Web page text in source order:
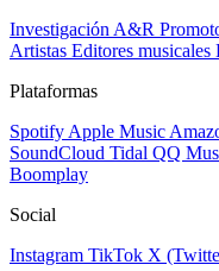
Investigación A&R
Artistas Editores musicales
Plataformas
Spotify Apple Music
SoundCloud Tidal QQ
Boomplay
Social
Instagram TikTok X